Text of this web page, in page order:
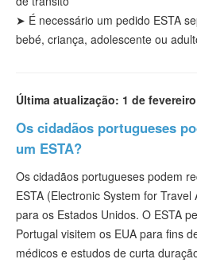
➤ É necessário um pedido ESTA
bebé, criança, adolescente ou
Última atualização: 1 de
Os cidadãos portugueses
um ESTA?
Os cidadãos portugueses podem
ESTA (Electronic System for
para os Estados Unidos. O ESTA
Portugal visitem os EUA para fins
médicos e estudos de curta